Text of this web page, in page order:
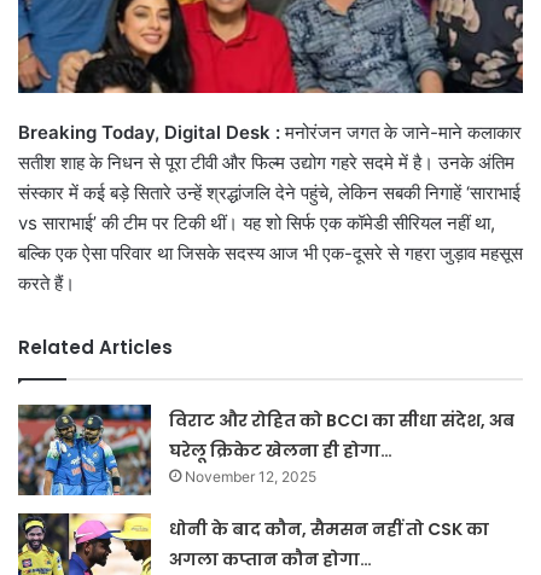
Breaking Today, Digital Desk :मनोरंजन जगत के जाने-माने कलाकार
सतीश शाह के निधन से पूरा टीवी और फिल्म उद्योग गहरे सदमे में है। उनके अंतिम
संस्कार में कई बड़े सितारे उन्हें श्रद्धांजलि देने पहुंचे, लेकिन सबकी निगाहें ‘साराभाई
vs साराभाई’ की टीम पर टिकी थीं। यह शो सिर्फ एक कॉमेडी सीरियल नहीं था,
बल्कि एक ऐसा परिवार था जिसके सदस्य आज भी एक-दूसरे से गहरा जुड़ाव महसूस
करते हैं।
Related Articles
विराट और रोहित को BCCI का सीधा संदेश, अब
घरेलू क्रिकेट खेलना ही होगा…
November 12, 2025
धोनी के बाद कौन, सैमसन नहीं तो CSK का
अगला कप्तान कौन होगा…